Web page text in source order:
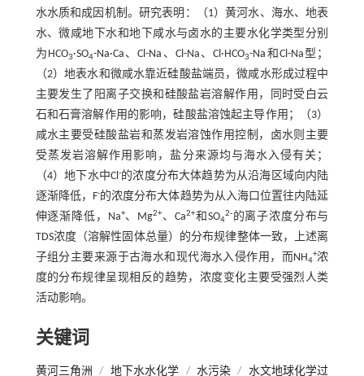
水水质和成因机制。研究表明：（1）黄河水、海水、地表
水、微咸地下水和地下咸水与卤水的主要水化学类型分别
为HCO3·SO4-Na·Ca、Cl-Na、Cl-Na、Cl·HCO3-Na和Cl-Na型；
（2）地表水和微咸水靠近硅酸盐端员，微咸水形成过程中
主要发生了阳离子交换和硅酸盐岩溶解作用，同时受白云
石和石膏溶解作用的影响，硅酸盐溶蚀起主导作用；（3）
咸水主要受硅酸盐岩和蒸发岩溶蚀作用控制，卤水则主要
受蒸发岩溶解作用影响，盐分来源均与海水入侵有关；
（4）地下水中Cl-的浓度分布大体趋势为从沿海区域向内陆
逐渐降低，F-的浓度分布大体趋势为从入海口位置往内陆延
伸逐渐降低，Na+、Mg2+、Ca2+和SO4
2-的离子浓度分布与
TDS浓度（溶解性固体总量）的分布规律整体一致，上述离
子组分主要来源于古海水和现代海水入侵作用，而NH4
+浓
度的分布规律呈现相反的趋势，浓度变化主要受强烈人类
活动影响。
关键词
黄河三角洲 / 地下水水化学 / 水污染 / 水文地球化学过